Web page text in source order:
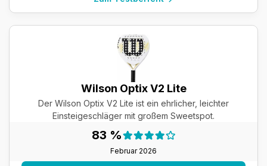
Wilson Optix V2 Lite
Der Wilson Optix V2 Lite ist ein ehrlicher, leichter
Einsteigeschläger mit großem Sweetspot.
83 %
Februar 2026
Testergebnis: